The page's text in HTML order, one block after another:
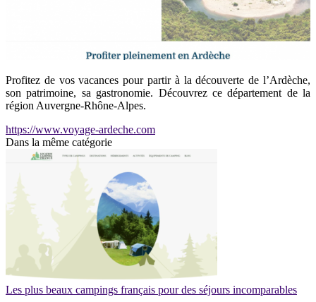
Profitez de vos vacances pour partir à la découverte de l’Ardèche,
son patrimoine, sa gastronomie. Découvrez ce département de la
région Auvergne-Rhône-Alpes.
https://www.voyage-ardeche.com
Dans la même catégorie
Les plus beaux campings français pour des séjours incomparables